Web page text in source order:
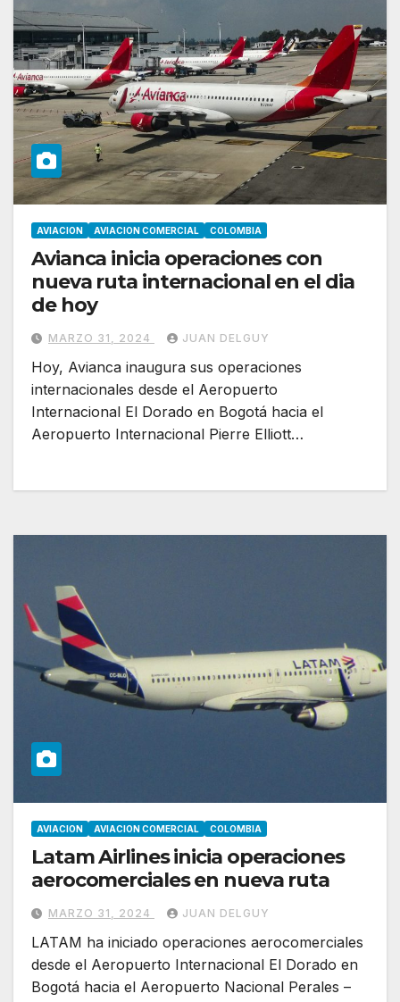
AVIACION AVIACION COMERCIAL COLOMBIA
Avianca inicia operaciones con
nueva ruta internacional en el dia
de hoy
MARZO 31, 2024 JUAN DELGUY
Hoy, Avianca inaugura sus operaciones
internacionales desde el Aeropuerto
Internacional El Dorado en Bogotá hacia el
Aeropuerto Internacional Pierre Elliott…
AVIACION AVIACION COMERCIAL COLOMBIA
Latam Airlines inicia operaciones
aerocomerciales en nueva ruta
MARZO 31, 2024 JUAN DELGUY
LATAM ha iniciado operaciones aerocomerciales
desde el Aeropuerto Internacional El Dorado en
Bogotá hacia el Aeropuerto Nacional Perales –